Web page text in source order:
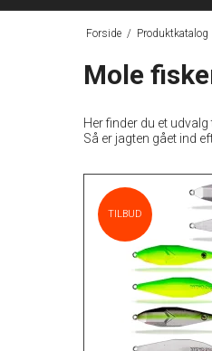
Forside / Produktkatalog
Mole
Her finder du et
Så er jagten gået ind
TILBUD